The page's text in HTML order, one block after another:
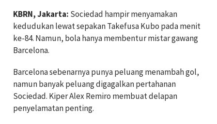
KBRN, Jakarta: Sociedad hampir menyamakan
kedudukan lewat sepakan Takefusa Kubo pada menit
ke-84. Namun, bola hanya membentur mistar gawang
Barcelona.
Barcelona sebenarnya punya peluang menambah gol,
namun banyak peluang digagalkan pertahanan
Sociedad. Kiper Alex Remiro membuat delapan
penyelamatan penting.